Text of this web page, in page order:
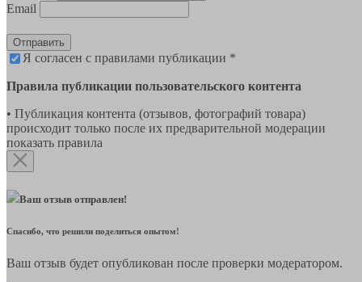
Email
Отправить
Я согласен с правилами публикации *
Правила публикации пользовательского контента
• Публикация контента (отзывов, фотографий товара)
происходит только после их предварительной модерации
показать правила
Ваш отзыв отправлен!
Спасибо, что решили поделиться опытом!
Ваш отзыв будет опубликован после проверки модератором.